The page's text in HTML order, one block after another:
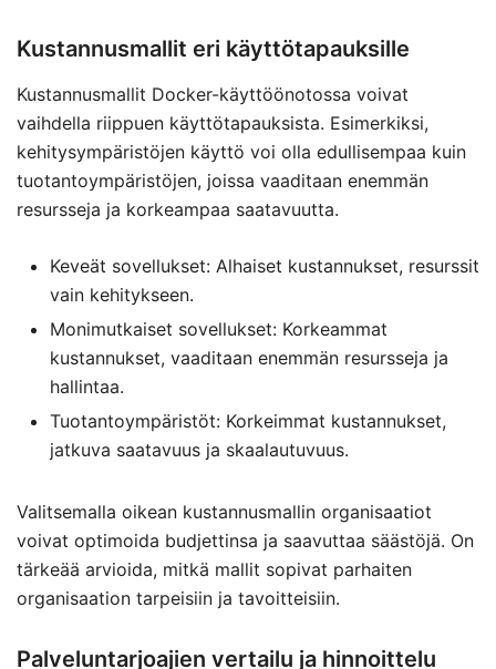
Kustannusmallit eri käyttötapauksille
Kustannusmallit Docker-käyttöönotossa voivat
vaihdella riippuen käyttötapauksista. Esimerkiksi,
kehitysympäristöjen käyttö voi olla edullisempaa kuin
tuotantoympäristöjen, joissa vaaditaan enemmän
resursseja ja korkeampaa saatavuutta.
Keveät sovellukset: Alhaiset kustannukset, resurssit
vain kehitykseen.
Monimutkaiset sovellukset: Korkeammat
kustannukset, vaaditaan enemmän resursseja ja
hallintaa.
Tuotantoympäristöt: Korkeimmat kustannukset,
jatkuva saatavuus ja skaalautuvuus.
Valitsemalla oikean kustannusmallin organisaatiot
voivat optimoida budjettinsa ja saavuttaa säästöjä. On
tärkeää arvioida, mitkä mallit sopivat parhaiten
organisaation tarpeisiin ja tavoitteisiin.
Palveluntarjoajien vertailu ja hinnoittelu